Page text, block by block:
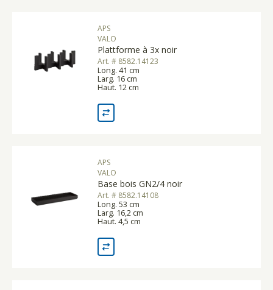
APS
VALO
Plattforme à 3x noir
Art. # 8582.14123
Long. 41 cm
Larg. 16 cm
Haut. 12 cm
APS
VALO
Base bois GN2/4 noir
Art. # 8582.14108
Long. 53 cm
Larg. 16,2 cm
Haut. 4,5 cm